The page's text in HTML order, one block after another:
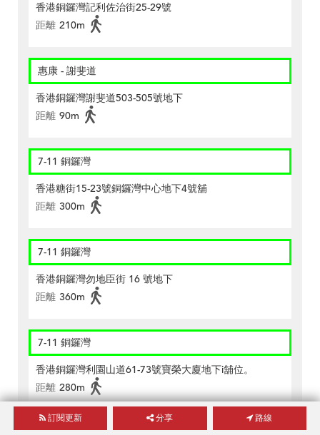
香港銅鑼灣記利佐治街25-29號
距離 210m
惠康 - 謝斐道
香港銅鑼灣謝斐道503-505號地下
距離 90m
7-11 銅鑼灣
香港糖街15-23號銅鑼灣中心地下4號舖
距離 300m
7-11 銅鑼灣
香港銅鑼灣勿地臣街 16 號地下
距離 360m
7-11 銅鑼灣
香港銅鑼灣利園山道61-73號寶榮大廈地下i舖位。
距離 280m
訂閱更新 分享 路線